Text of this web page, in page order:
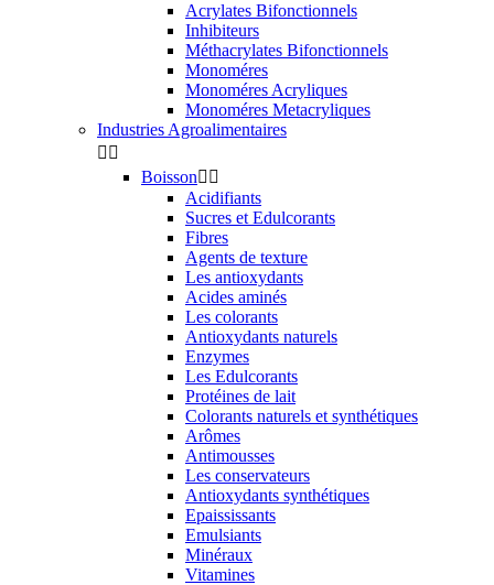
Acrylates Bifonctionnels
Inhibiteurs
Méthacrylates Bifonctionnels
Monoméres
Monoméres Acryliques
Monoméres Metacryliques
Industries Agroalimentaires
 
Boisson 
Acidifiants
Sucres et Edulcorants
Fibres
Agents de texture
Les antioxydants
Acides aminés
Les colorants
Antioxydants naturels
Enzymes
Les Edulcorants
Protéines de lait
Colorants naturels et synthétiques
Arômes
Antimousses
Les conservateurs
Antioxydants synthétiques
Epaississants
Emulsiants
Minéraux
Vitamines